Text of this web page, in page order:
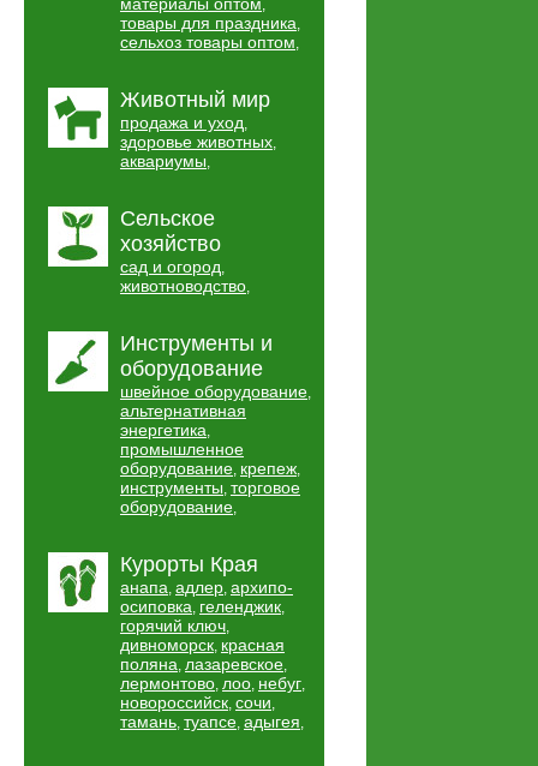
,
товары для праздника,
сельхоз товары оптом,
Животный мир
продажа и уход,
здоровье животных,
аквариумы,
Сельское
хозяйство
сад и огород,
животноводство,
Инструменты и
оборудование
швейное оборудование,
альтернативная
энергетика,
промышленное
оборудование, крепеж,
инструменты, торговое
оборудование,
Курорты Края
анапа, адлер, архипо-
осиповка, геленджик,
горячий ключ,
дивноморск, красная
поляна, лазаревское,
лермонтово, лоо, небуг,
новороссийск, сочи,
тамань, туапсе, адыгея,